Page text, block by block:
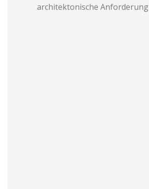
architektonische Anforderung